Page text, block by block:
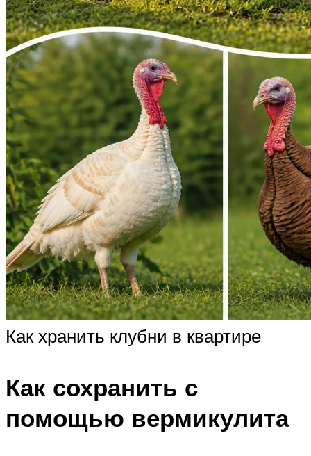
Как хранить клубни в квартире
Как сохранить с
помощью вермикулита